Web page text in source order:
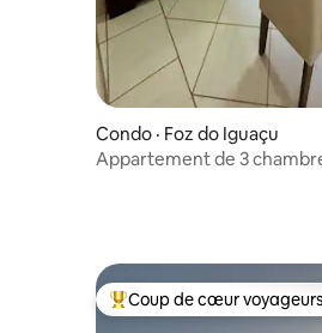
Condo · Foz do Iguaçu
Appartement de 3
Coup de cœur voyageurs
Coup de cœur voyageurs